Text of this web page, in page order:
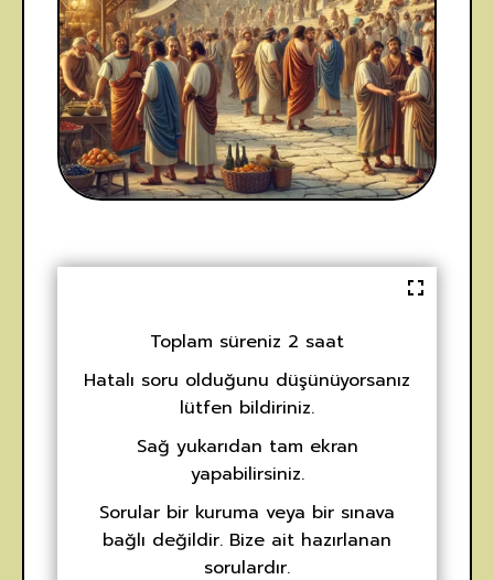
Toplam süreniz 2 saat
Hatalı soru olduğunu düşünüyorsanız
lütfen bildiriniz.
Sağ yukarıdan tam ekran
yapabilirsiniz.
Sorular bir kuruma veya bir sınava
bağlı değildir. Bize ait hazırlanan
sorulardır.